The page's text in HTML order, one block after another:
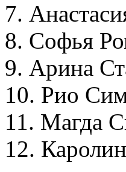
7.
8. Софья
9. Арина
10. Рио
11. Магда
12.